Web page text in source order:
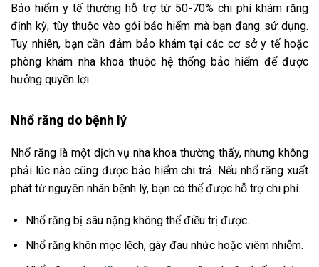
Bảo hiểm y tế thường hỗ trợ từ 50-70% chi phí khám răng
định kỳ, tùy thuộc vào gói bảo hiểm mà bạn đang sử dụng.
Tuy nhiên, bạn cần đảm bảo khám tại các cơ sở y tế hoặc
phòng khám nha khoa thuộc hệ thống bảo hiểm để được
hưởng quyền lợi.
Nhổ răng do bệnh lý
Nhổ răng là một dịch vụ nha khoa thường thấy, nhưng không
phải lúc nào cũng được bảo hiểm chi trả. Nếu nhổ răng xuất
phát từ nguyên nhân bệnh lý, bạn có thể được hỗ trợ chi phí.
Nhổ răng bị sâu nặng không thể điều trị được.
Nhổ răng khôn mọc lệch, gây đau nhức hoặc viêm nhiễm.